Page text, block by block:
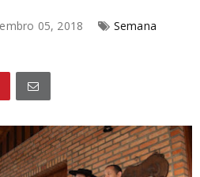
05, 2018
Semana